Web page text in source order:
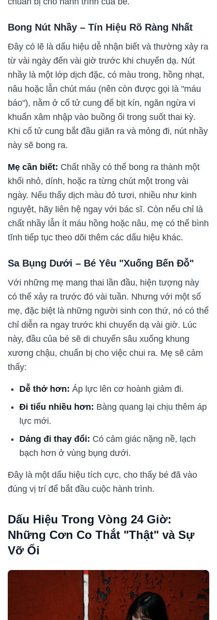
Bong Nút Nhầy – Tín Hiệu Rõ Ràng Nhất
Đây có lẽ là dấu hiệu dễ nhận biết và thường xảy ra
từ vài ngày đến vài giờ trước khi chuyển dạ. Nút
nhầy là một lớp dịch đặc, có màu trong, hồng nhạt,
nâu hoặc lẫn chút máu (nên còn được gọi là "máu
báo"), nằm ở cổ tử cung để bịt kín, ngăn ngừa vi
khuẩn xâm nhập vào buồng ối trong suốt thai kỳ.
Khi cổ tử cung bắt đầu giãn ra và mỏng đi, nút nhầy
này sẽ bong ra.
Mẹ cần biết: Chất nhầy có thể bong ra thành một
khối nhỏ, dính, hoặc ra từng chút một trong vài
ngày. Nếu thấy dịch màu đỏ tươi, nhiều như kinh
nguyệt, hãy liên hệ ngay với bác sĩ. Còn nếu chỉ là
chất nhầy lẫn ít máu hồng hoặc nâu, mẹ có thể bình
tĩnh tiếp tục theo dõi thêm các dấu hiệu khác.
Sa Bụng Dưới – Bé Yêu "Xuống Bến Đỗ"
Với những mẹ mang thai lần đầu, hiện tượng này
có thể xảy ra trước đó vài tuần. Nhưng với một số
mẹ, đặc biệt là những người sinh con thứ, nó có thể
chỉ diễn ra ngay trước khi chuyển dạ vài giờ. Lúc
này, đầu của bé sẽ di chuyển sâu xuống khung
xương chậu, chuẩn bị cho việc chui ra. Mẹ sẽ cảm
thấy:
Dễ thở hơn: Áp lực lên cơ hoành giảm đi.
Đi tiểu nhiều hơn: Bàng quang lại chịu thêm áp
lực mới.
Dáng đi thay đổi: Có cảm giác nặng nề, lạch
bạch hơn ở vùng bụng dưới.
Đây là một dấu hiệu tích cực, cho thấy bé đã vào
đúng vị trí để bắt đầu cuộc hành trình.
Dấu Hiệu Trong Vòng 24 Giờ:
Những Cơn Co Thắt "Thật" và Sự
Vỡ Ối